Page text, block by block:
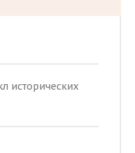
исторических